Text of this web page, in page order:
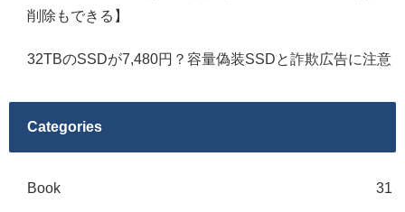
削除もできる】
32TBのSSDが7,480円？容量偽装SSDと詐欺広告に注意
Categories
Book 31